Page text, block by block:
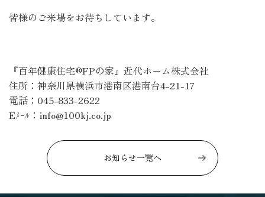
皆様のご来場をお待ちしています。
『百年健康住宅®FPの家』 近代ホーム株式会社
住所：神奈川県横浜市港南区港南台4-21-17
電話：045-833-2622
Eﾒｰﾙ：info@100kj.co.jp
お知らせ一覧へ